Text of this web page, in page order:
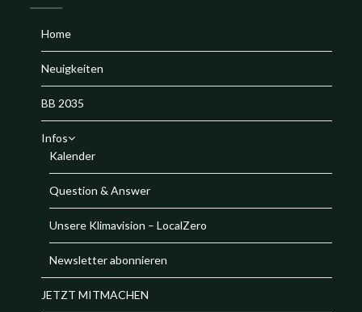
Home
Neuigkeiten
BB 2035
Infos
Kalender
Question & Answer
Unsere Klimavision – LocalZero
Newsletter abonnieren
JETZT MITMACHEN